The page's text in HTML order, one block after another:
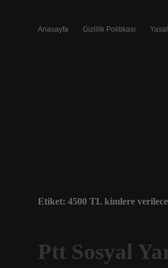
Anasayfa Gizlilik Politikası
Etiket: 4500 TL kimlere
Ptt Sosyal